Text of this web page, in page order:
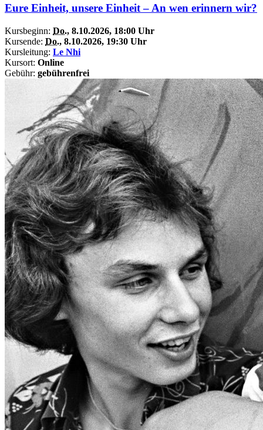
Eure Einheit, unsere Einheit – An wen erinnern wir?
Kursbeginn: Do., 8.10.2026, 18:00 Uhr
Kursende: Do., 8.10.2026, 19:30 Uhr
Kursleitung: Le Nhi
Kursort: Online
Gebühr: gebührenfrei